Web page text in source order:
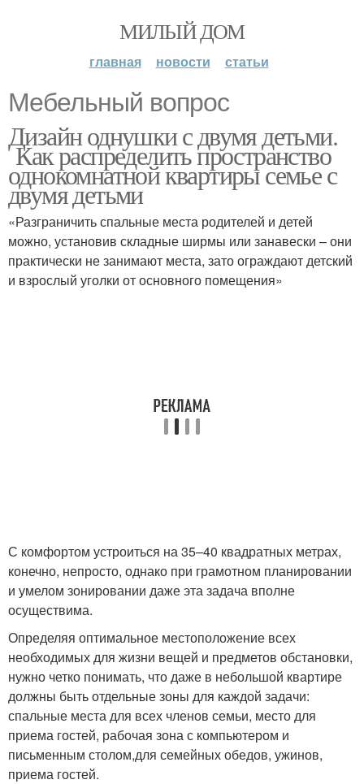
МИЛЫЙ ДОМ
главная новости статьи
Мебельный вопрос
Дизайн однушки с двумя детьми.
Как распределить пространство
однокомнатной квартиры семье с
двумя детьми
«Разграничить спальные места родителей и детей
можно, установив складные ширмы или занавески – они
практически не занимают места, зато ограждают детский
и взрослый уголки от основного помещения»
С комфортом устроиться на 35–40 квадратных метрах,
конечно, непросто, однако при грамотном планировании
и умелом зонировании даже эта задача вполне
осуществима.
Определяя оптимальное местоположение всех
необходимых для жизни вещей и предметов обстановки,
нужно четко понимать, что даже в небольшой квартире
должны быть отдельные зоны для каждой задачи:
спальные места для всех членов семьи, место для
приема гостей, рабочая зона с компьютером и
письменным столом,для семейных обедов, ужинов,
приема гостей.